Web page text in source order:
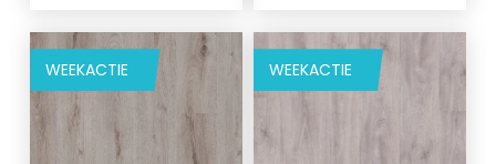
WEEKACTIE WEEKACTIE